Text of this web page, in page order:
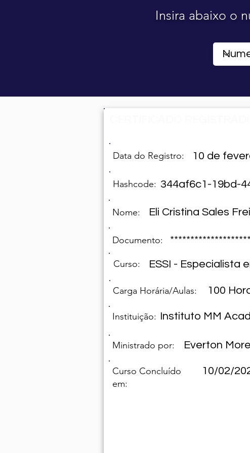
Insira abaixo o
Data do Registro: 10 de
Hashcode: 344af6c1-19bd-
Nome: Eli Cristina Sales
Documento:
Curso: ESSI - Especialista
Carga Horária/Aulas: 100
Instituição: Instituto MM
Ministrado por: Everton
Curso Concluído
em:
10/02/